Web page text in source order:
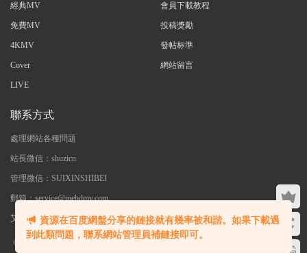
經典MV
免費MV
4KMV
Cover
LIVE
會員下載教程
投稿獎勵
發帖标準
網站留言
聯系方式
處理網站各種問題
站長微信：shuzicn
管理微信：SUIXINSHIBEI
郵箱：service@mehdmv.com
艾木微 - 專注高清無水印MV分享下載
©2023 艾木微 本站内大部分資源收集于網絡，若侵犯了您的合法權益，請聯系
資源在百度網盤分享的鏈接就有幾率被和諧。如果下載遇
到此類問題，聯系網站管理員補鏈接即可。